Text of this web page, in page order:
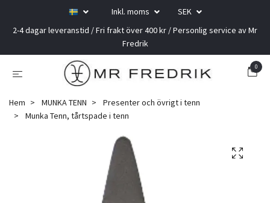
Inkl. moms
SEK
2-4 dagar leveranstid / Fri frakt över 400 kr / Personlig service av Mr
Fredrik
0
Hem MUNKA TENN
Presenter och övrigt i tenn
Munka Tenn, tårtspade i tenn